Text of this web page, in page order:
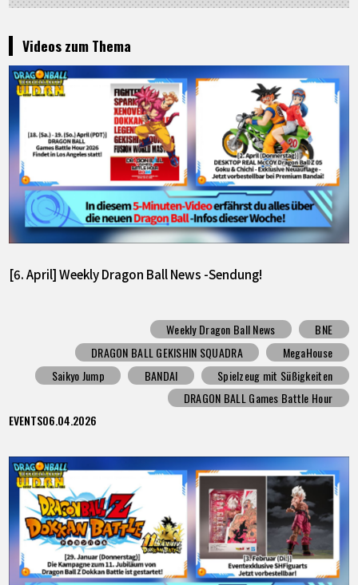
Videos zum Thema
[6. April] Weekly Dragon Ball News -Sendung!
Weekly Dragon Ball News
BNE
DRAGON BALL GEKISHIN SQUADRA
MegaHouse
Saikyo Jump
BANDAI
Spielzeug mit Süßigkeiten
DRAGON BALL Games Battle Hour
EVENTS06.04.2026